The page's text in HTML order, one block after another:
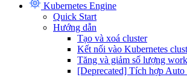
Kubernetes Engine
Quick Start
Hướng dẫn
Tạo và xoá cluster
Kết nối vào Kubernetes
Tăng và giảm số lượng
[Deprecated] Tích hợp Auto